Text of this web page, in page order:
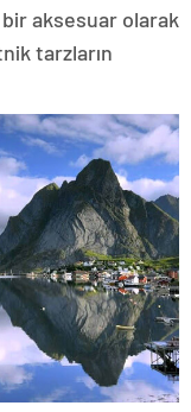
aksesuar olarak
tarzların